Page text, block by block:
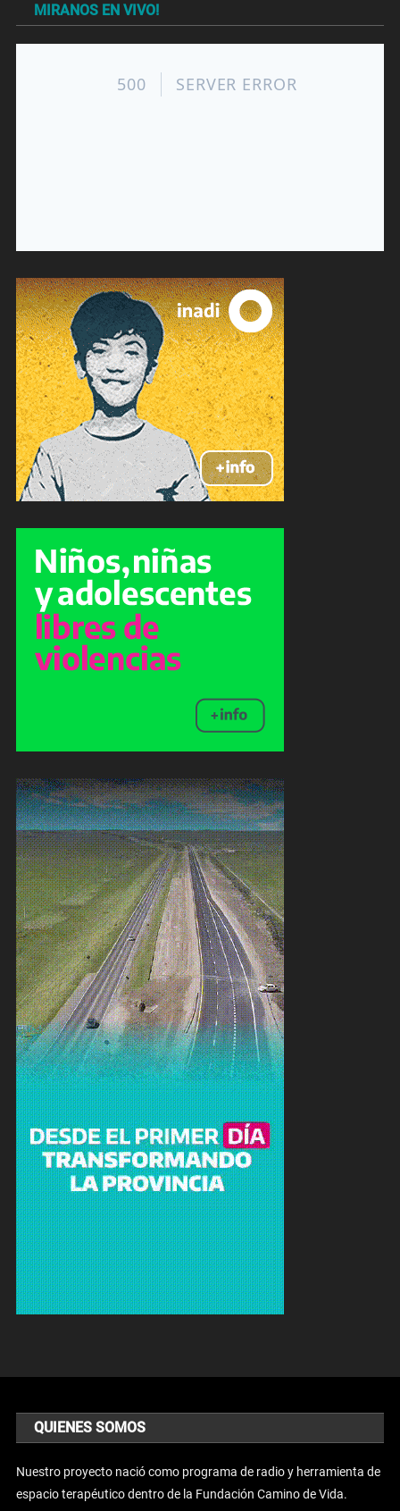
MIRANOS EN VIVO!
QUIENES SOMOS
Nuestro proyecto nació como programa de radio y herramienta de
espacio terapéutico dentro de la Fundación Camino de Vida.